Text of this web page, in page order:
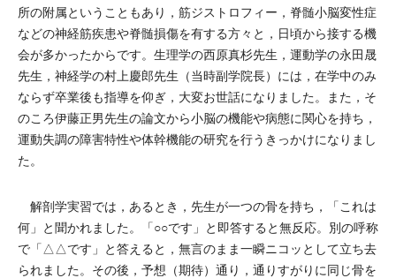
所の附属ということもあり，筋ジストロフィー，脊髄小脳変性症
などの神経筋疾患や脊髄損傷を有する方々と，日頃から接する機
会が多かったからです。生理学の西原真杉先生，運動学の永田晟
先生，神経学の村上慶郎先生（当時副学院長）には，在学中のみ
ならず卒業後も指導を仰ぎ，大変お世話になりました。また，そ
のころ伊藤正男先生の論文から小脳の機能や病態に関心を持ち，
運動失調の障害特性や体幹機能の研究を行うきっかけになりまし
た。
解剖学実習では，あるとき，先生が一つの骨を持ち，「これは
何」と聞かれました。「○○です」と即答すると無反応。別の呼称
で「△△です」と答えると，無言のまま一瞬ニコッとして立ち去
られました。その後，予想（期待）通り，通りすがりに同じ骨を